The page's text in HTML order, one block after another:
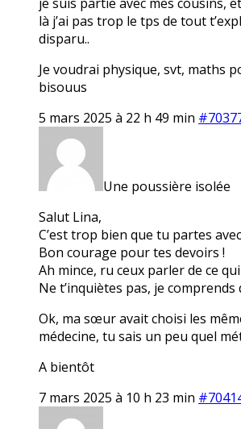
là j’ai pas trop le tps de tout
disparu..
Je voudrai physique, svt, maths
bisouus
5 mars 2025 à 22 h 49 min
Une poussière isolée
Salut Lina,
C’est trop bien que tu partes
Bon courage pour tes devoirs !
Ah mince, ru ceux parler de ce
Ne t’inquiètes pas, je
Ok, ma sœur avait choisi les
médecine, tu sais un peu quel
A bientôt
7 mars 2025 à 10 h 23 min